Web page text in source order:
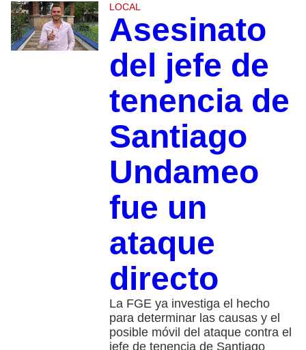
LOCAL
Asesinato
del jefe de
tenencia de
Santiago
Undameo
fue un
ataque
directo
La FGE ya investiga el hecho
para determinar las causas y el
posible móvil del ataque contra el
jefe de tenencia de Santiago